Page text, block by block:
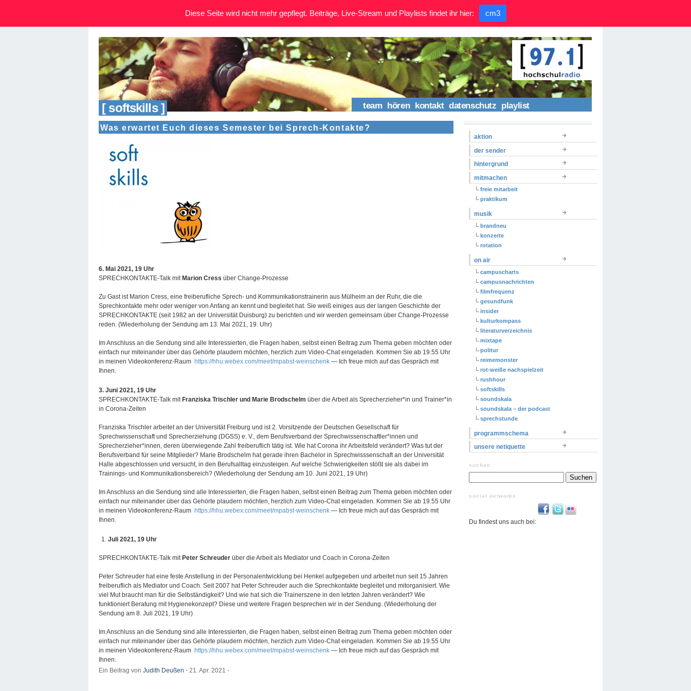
[ softskills ] team hören kontakt datenschutz playlist
Was erwartet Euch dieses Semester bei Sprech-Kontakte?
6. Mai 2021, 19 Uhr
SPRECHKONTAKTE-Talk mitMarion Cress über Change-Prozesse
Zu Gast ist Marion Cress, eine freiberufliche Sprech- und Kommunikationstrainerin aus Mülheim an der Ruhr, die die
Sprechkontakte mehr oder weniger von Anfang an kennt und begleitet hat. Sie weiß einiges aus der langen Geschichte der
SPRECHKONTAKTE (seit 1982 an der Universität Duisburg) zu berichten und wir werden gemeinsam über Change-Prozesse
reden. (Wiederholung der Sendung am 13. Mai 2021, 19. Uhr)
Im Anschluss an die Sendung sind alle Interessierten, die Fragen haben, selbst einen Beitrag zum Thema geben möchten oder
einfach nur miteinander über das Gehörte plaudern möchten, herzlich zum Video-Chat eingeladen. Kommen Sie ab 19.55 Uhr
in meinen Videokonferenz-Raum https://hhu.webex.com/meet/mpabst-weinschenk — Ich freue mich auf das Gespräch mit
Ihnen.
3. Juni 2021, 19 Uhr
SPRECHKONTAKTE-Talk mitFranziska Trischler und Marie Brodschelm über die Arbeit als Sprecherzieher*in und Trainer*in
in Corona-Zeiten
Franziska Trischler arbeitet an der Universität Freiburg und ist 2. Vorsitzende der Deutschen Gesellschaft für
Sprechwissenschaft und Sprecherziehung (DGSS) e. V., dem Berufsverband der Sprechwissenschaftler*innen und
Sprecherzieher*innen, deren überwiegende Zahl freiberuflich tätig ist. Wie hat Corona ihr Arbeitsfeld verändert? Was tut der
Berufsverband für seine Mitglieder? Marie Brodschelm hat gerade ihren Bachelor in Sprechwisssenschaft an der Universität
Halle abgeschlossen und versucht, in den Berufsalltag einzusteigen. Auf welche Schwierigkeiten stößt sie als dabei im
Trainings- und Kommunikationsbereich? (Wiederholung der Sendung am 10. Juni 2021, 19 Uhr)
Im Anschluss an die Sendung sind alle Interessierten, die Fragen haben, selbst einen Beitrag zum Thema geben möchten oder
einfach nur miteinander über das Gehörte plaudern möchten, herzlich zum Video-Chat eingeladen. Kommen Sie ab 19.55 Uhr
in meinen Videokonferenz-Raum https://hhu.webex.com/meet/mpabst-weinschenk — Ich freue mich auf das Gespräch mit
Ihnen.
Juli 2021, 19 Uhr
SPRECHKONTAKTE-Talk mitPeter Schreuder über die Arbeit als Mediator und Coach in Corona-Zeiten
Peter Schreuder hat eine feste Anstellung in der Personalentwicklung bei Henkel aufgegeben und arbeitet nun seit 15 Jahren
freiberuflich als Mediator und Coach. Seit 2007 hat Peter Schreuder auch die Sprechkontakte begleitet und mitorganisiert. Wie
viel Mut braucht man für die Selbständigkeit? Und wie hat sich die Trainerszene in den letzten Jahren verändert? Wie
funktioniert Beratung mit Hygienekonzept? Diese und weitere Fragen besprechen wir in der Sendung. (Wiederholung der
Sendung am 8. Juli 2021, 19 Uhr)
Im Anschluss an die Sendung sind alle Interessierten, die Fragen haben, selbst einen Beitrag zum Thema geben möchten oder
einfach nur miteinander über das Gehörte plaudern möchten, herzlich zum Video-Chat eingeladen. Kommen Sie ab 19.55 Uhr
in meinen Videokonferenz-Raum https://hhu.webex.com/meet/mpabst-weinschenk — Ich freue mich auf das Gespräch mit
Ihnen.
Ein Beitrag von Judith Deußen ⋅ 21. Apr. 2021 ⋅
aktion
der sender
hintergrund
mitmachen
freie mitarbeit
praktikum
musik
brandneu
konzerte
rotation
on air
campuscharts
campusnachrichten
filmfrequenz
gesundfunk
insider
kulturkompass
literaturverzeichnis
mixtape
politur
reimemonster
rot-weiße nachspielzeit
rushhour
softskills
soundskala
soundskala – der podcast
sprechstunde
programmschema
unsere netiquette
suchen
social networks
Du findest uns auch bei:
Diese Seite wird nicht mehr gepflegt. Beiträge, Live-Stream und Playlists findet ihr hier: cm3